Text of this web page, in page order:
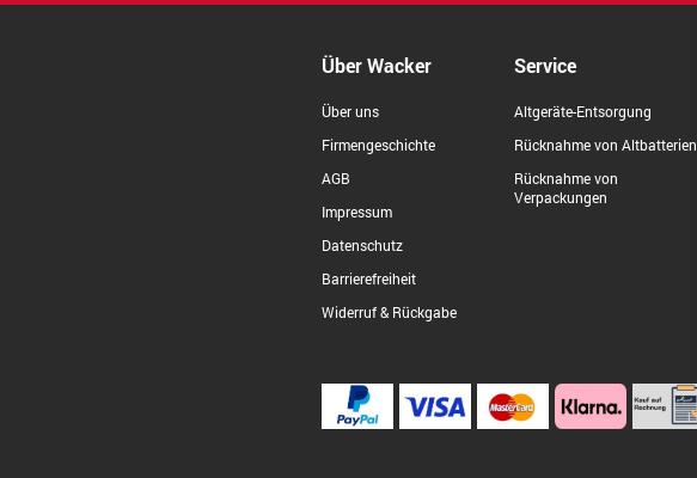
Über Wacker
Über uns
Firmengeschichte
AGB
Impressum
Datenschutz
Barrierefreiheit
Widerruf & Rückgabe
Service
Altgeräte-Entsorgung
Rücknahme von Altbatterien
Rücknahme von
Verpackungen